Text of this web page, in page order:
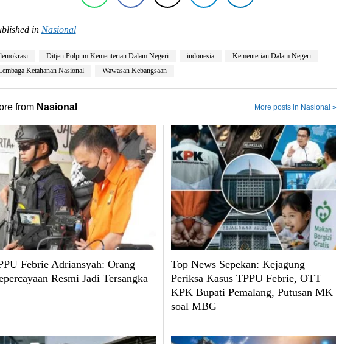
in Nasional
Ditjen Polpum Kementerian Dalam Negeri indonesia
Kementerian Dalam Negeri
Ketahanan Nasional
Wawasan Kebangsaan
from Nasional More posts in Nasional »
Febrie Adriansyah: Orang
Resmi Jadi Tersangka
Top News Sepekan: Kejagung
Periksa Kasus TPPU Febrie, OTT
KPK Bupati Pemalang, Putusan MK
soal MBG